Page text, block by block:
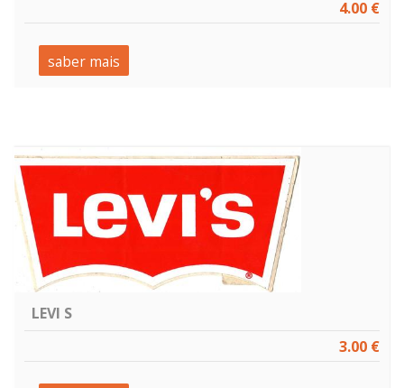
4.00 €
saber mais
LEVI S
3.00 €